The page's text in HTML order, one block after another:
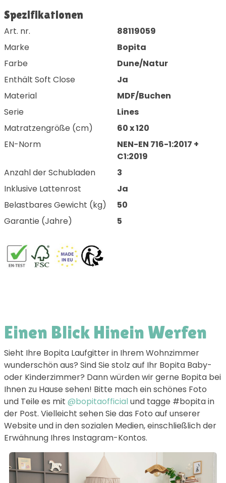
Spezifikationen
Art. nr.
88119059
Marke
Bopita
Farbe
Dune/Natur
Enthält Soft Close
Ja
Material
MDF/Buchen
Serie
Lines
Matratzengröße (cm)
60 x 120
EN-Norm
NEN-EN 716-1:2017 +
C1:2019
Anzahl der Schubladen
3
Inklusive Lattenrost
Ja
Belastbares Gewicht (kg)
50
Garantie (Jahre)
5
Einen Blick Hinein Werfen
Sieht Ihre Bopita Laufgitter in Ihrem Wohnzimmer
wunderschön aus? Sind Sie stolz auf Ihr Bopita Baby-
oder Kinderzimmer? Dann würden wir gerne Bopita bei
Ihnen zu Hause sehen! Bitte mach ein schönes Foto
und Teile es mit @bopitaofficial und tagge #bopita in
der Post. Vielleicht sehen Sie das Foto auf unserer
Website und in den sozialen Medien, einschließlich der
Erwähnung Ihres Instagram-Kontos.